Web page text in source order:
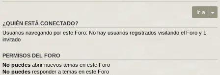
Ir a
¿QUIÉN ESTÁ CONECTADO?
Usuarios navegando por este Foro: No hay usuarios registrados visitando el Foro y 1
invitado
PERMISOS DEL FORO
No puedes abrir nuevos temas en este Foro
No puedes responder a temas en este Foro